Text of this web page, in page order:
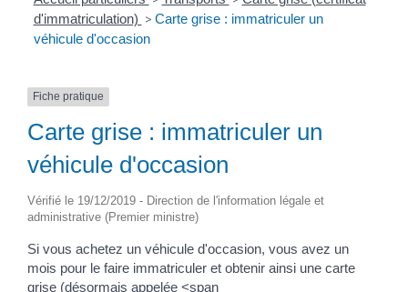
d'immatriculation) > Carte grise : immatriculer un
véhicule d'occasion
Fiche pratique
Carte grise : immatriculer un
véhicule d'occasion
Vérifié le 19/12/2019 - Direction de l'information légale et
administrative (Premier ministre)
Si vous achetez un véhicule d'occasion, vous avez un
mois pour le faire immatriculer et obtenir ainsi une carte
grise (désormais appelée <span